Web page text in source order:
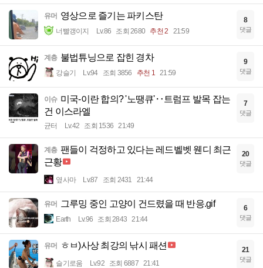
유머 영상으로 즐기는 파키스탄
너빨갱이지 Lv.86 조회 2680 추천 2 21:59
8
댓글
계층 불법튜닝으로 잡힌 경차
강슬기 Lv.94 조회 3856 추천 1 21:59
9
댓글
이슈 미국-이란 합의? '노땡큐'‥트럼프 발목 잡는
건 이스라엘
균터 Lv.42 조회 1536 21:49
7
댓글
계층 팬들이 걱정하고 있다는 레드벨벳 웬디 최근
근황
옆사마 Lv.87 조회 2431 21:44
20
댓글
유머 그루밍 중인 고양이 건드렸을 때 반응.gif
Earth Lv.96 조회 2843 21:44
6
댓글
유머 ㅎㅂ)사상 최강의 낚시 패션
슬기로움 Lv.92 조회 6887 21:41
21
댓글